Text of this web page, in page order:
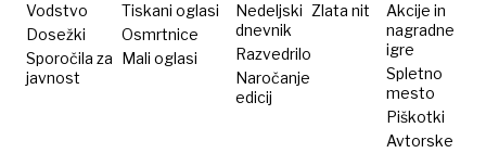
Vodstvo
Dosežki
Sporočila za
javnost
Tiskani oglasi
Osmrtnice
Mali oglasi
Nedeljski
dnevnik
Razvedrilo
Naročanje
edicij
Zlata nit
Akcije in
nagradne
igre
Spletno
mesto
Piškotki
Avtorske